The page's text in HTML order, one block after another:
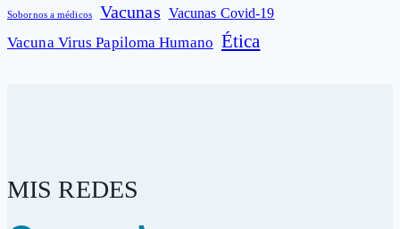
Sobornos a médicos Vacunas Vacunas Covid-19
Vacuna Virus Papiloma Humano Ética
MIS REDES